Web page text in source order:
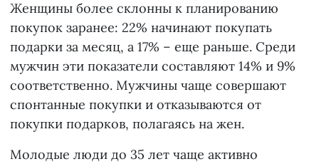
Женщины более склонны к планированию
покупок заранее: 22% начинают покупать
подарки за месяц, а 17% – еще раньше. Среди
мужчин эти показатели составляют 14% и 9%
соответственно. Мужчины чаще совершают
спонтанные покупки и отказываются от
покупки подарков, полагаясь на жен.
Молодые люди до 35 лет чаще активно